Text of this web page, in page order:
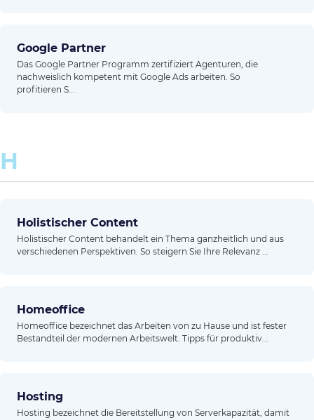
Google Partner
Das Google Partner Programm zertifiziert Agenturen, die
nachweislich kompetent mit Google Ads arbeiten. So
profitieren S...
H
Holistischer Content
Holistischer Content behandelt ein Thema ganzheitlich und aus
verschiedenen Perspektiven. So steigern Sie Ihre Relevanz ...
Homeoffice
Homeoffice bezeichnet das Arbeiten von zu Hause und ist fester
Bestandteil der modernen Arbeitswelt. Tipps für produktiv...
Hosting
Hosting bezeichnet die Bereitstellung von Serverkapazität, damit